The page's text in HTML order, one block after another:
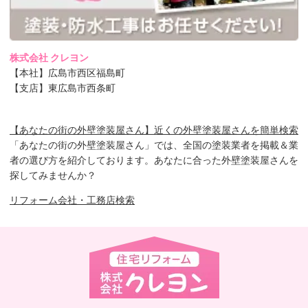
株式会社 クレヨン
【本社】広島市西区福島町
【支店】東広島市西条町
【あなたの街の外壁塗装屋さん】近くの外壁塗装屋さんを簡単検索
「あなたの街の外壁塗装屋さん」では、全国の塗装業者を掲載＆業
者の選び方を紹介しております。あなたに合った外壁塗装屋さんを
探してみませんか？
リフォーム会社・工務店検索